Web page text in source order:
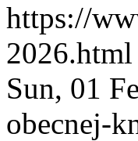
https://
2026.html
Sun, 01
obecnej-